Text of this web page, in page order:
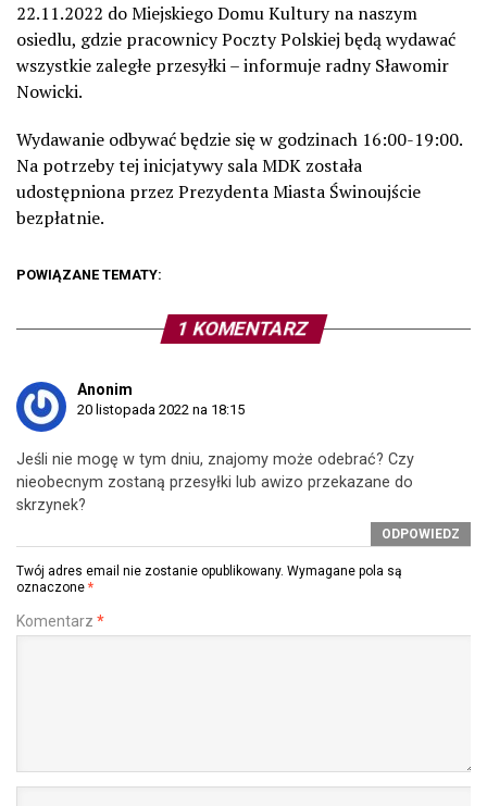
22.11.2022 do Miejskiego Domu Kultury na naszym
osiedlu, gdzie pracownicy Poczty Polskiej będą wydawać
wszystkie zaległe przesyłki – informuje radny Sławomir
Nowicki.
Wydawanie odbywać będzie się w godzinach 16:00-19:00.
Na potrzeby tej inicjatywy sala MDK została
udostępniona przez Prezydenta Miasta Świnoujście
bezpłatnie.
POWIĄZANE TEMATY:
1 KOMENTARZ
Anonim
20 listopada 2022 na 18:15
Jeśli nie mogę w tym dniu, znajomy może odebrać? Czy
nieobecnym zostaną przesyłki lub awizo przekazane do
skrzynek?
ODPOWIEDZ
Twój adres email nie zostanie opublikowany. Wymagane pola są
oznaczone *
Komentarz *